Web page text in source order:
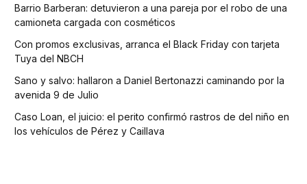
Barrio Barberan: detuvieron a una pareja por el robo de una
camioneta cargada con cosméticos
Con promos exclusivas, arranca el Black Friday con tarjeta
Tuya del NBCH
Sano y salvo: hallaron a Daniel Bertonazzi caminando por la
avenida 9 de Julio
Caso Loan, el juicio: el perito confirmó rastros de del niño en
los vehículos de Pérez y Caillava